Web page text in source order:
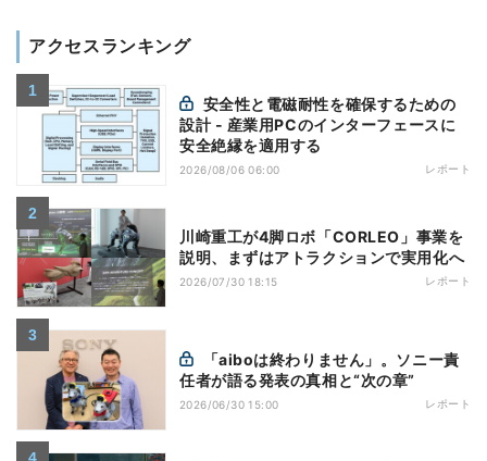
アクセスランキング
設計 - 産業用PCのインターフェースに
安全絶縁を適用する
2026/08/06 06:00 レポート
川崎重工が4脚ロボ「CORLEO」事業を
説明、まずはアトラクションで実用化へ
2026/07/30 18:15 レポート
任者が語る発表の真相と“次の章”
2026/06/30 15:00 レポート